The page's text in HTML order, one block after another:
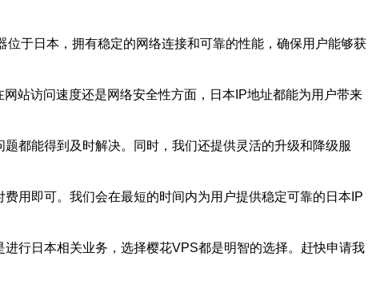
于日本，拥有稳定的网络连接和可靠的性能，确保用户能够获
站访问速度还是网络安全性方面，日本IP地址都能为用户带来
都能得到及时解决。同时，我们还提供灵活的升级和降级服
用即可。我们会在最短的时间内为用户提供稳定可靠的日本IP
行日本相关业务，选择樱花VPS都是明智的选择。赶快申请我